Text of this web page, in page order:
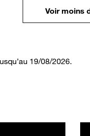
Voir moins
19/08/2026.